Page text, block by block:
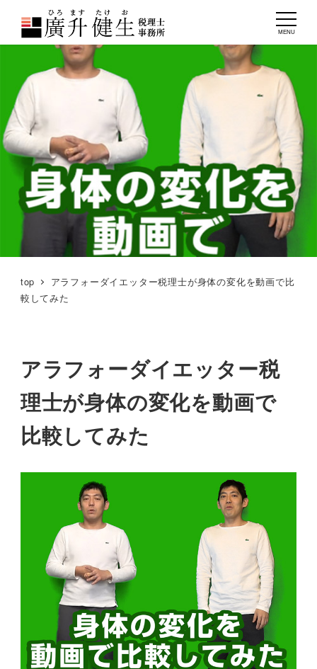
MENU
top
アラフォーダイエッター税理士が身体の変化を動画で比
較してみた
アラフォーダイエッター税
理士が身体の変化を動画で
比較してみた